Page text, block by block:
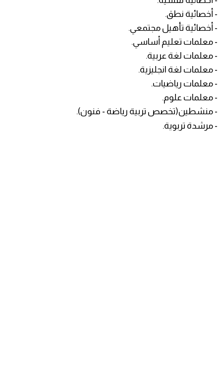
- أخصائية نطق.
- أخصائية تأهيل مجتمعي.
- معلمات تعليم أساسي.
- معلمات لغة عربية.
- معلمات لغة انجليزية.
- معلمات رياضيات.
- معلمات علوم.
- منشطين(تخصص تربية رياضة - فنون).
- مرشدة تربوية.